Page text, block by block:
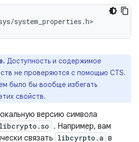
system_properties.h>
Доступность и содержимое
не проверяются с помощью CTS.
было бы вообще избегать
свойств.
версию символа
libcrypto.so . Например, вам
связать libcyrpto.a в